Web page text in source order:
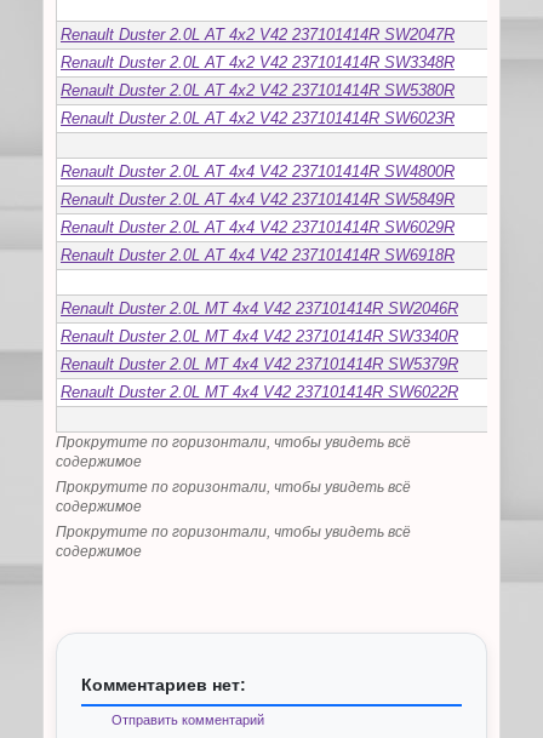
Renault Duster 2.0L AT 4x2 V42 237101414R SW2047R
Renault Duster 2.0L AT 4x2 V42 237101414R SW3348R
Renault Duster 2.0L AT 4x2 V42 237101414R SW5380R
Renault Duster 2.0L AT 4x2 V42 237101414R SW6023R
Renault Duster 2.0L AT 4x4 V42 237101414R SW4800R
Renault Duster 2.0L AT 4x4 V42 237101414R SW5849R
Renault Duster 2.0L AT 4x4 V42 237101414R SW6029R
Renault Duster 2.0L AT 4x4 V42 237101414R SW6918R
Renault Duster 2.0L MT 4x4 V42 237101414R SW2046R
Renault Duster 2.0L MT 4x4 V42 237101414R SW3340R
Renault Duster 2.0L MT 4x4 V42 237101414R SW5379R
Renault Duster 2.0L MT 4x4 V42 237101414R SW6022R
Прокрутите по горизонтали, чтобы увидеть всё
содержимое
Прокрутите по горизонтали, чтобы увидеть всё
содержимое
Прокрутите по горизонтали, чтобы увидеть всё
содержимое
Комментариев нет:
Отправить комментарий